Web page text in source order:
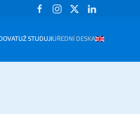
UŽ STUDUJI ÚŘEDNÍ DESKA